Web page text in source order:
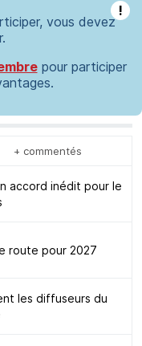
!
vous devez
pour participer
+ commentés
accord inédit pour le
route pour 2027
les diffuseurs du